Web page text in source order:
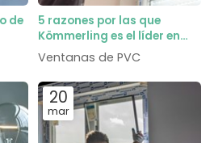
de
5 razones por las que
Kömmerling es el líder en
perfiles de PVC
Ventanas de PVC
20
mar